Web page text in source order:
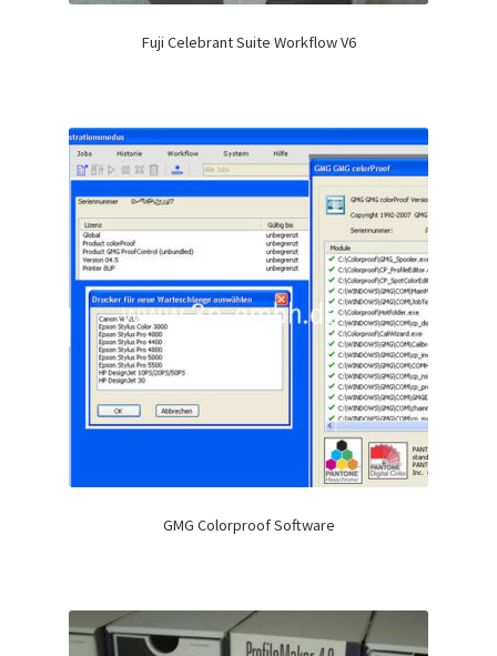
Fuji Celebrant Suite Workflow V6
GMG Colorproof Software